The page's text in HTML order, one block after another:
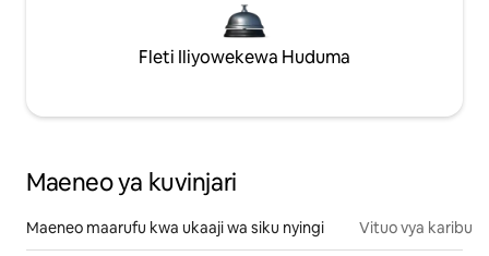
Fleti Iliyowekewa Huduma
Maeneo ya kuvinjari
Maeneo maarufu kwa ukaaji wa siku nyingi Vituo vya karibu